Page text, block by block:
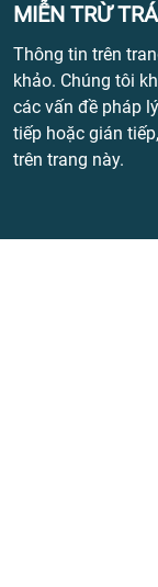
MIỄN TRỪ
Thông tin trên
khảo. Chúng tôi
các vấn đề pháp
tiếp hoặc gián
trên trang này.